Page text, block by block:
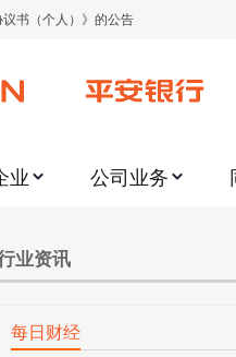
书（个人）》的公告
风险提示的通知
示
范的提示
行数字信用卡的公告
业 公司业务
业资讯
每日财经